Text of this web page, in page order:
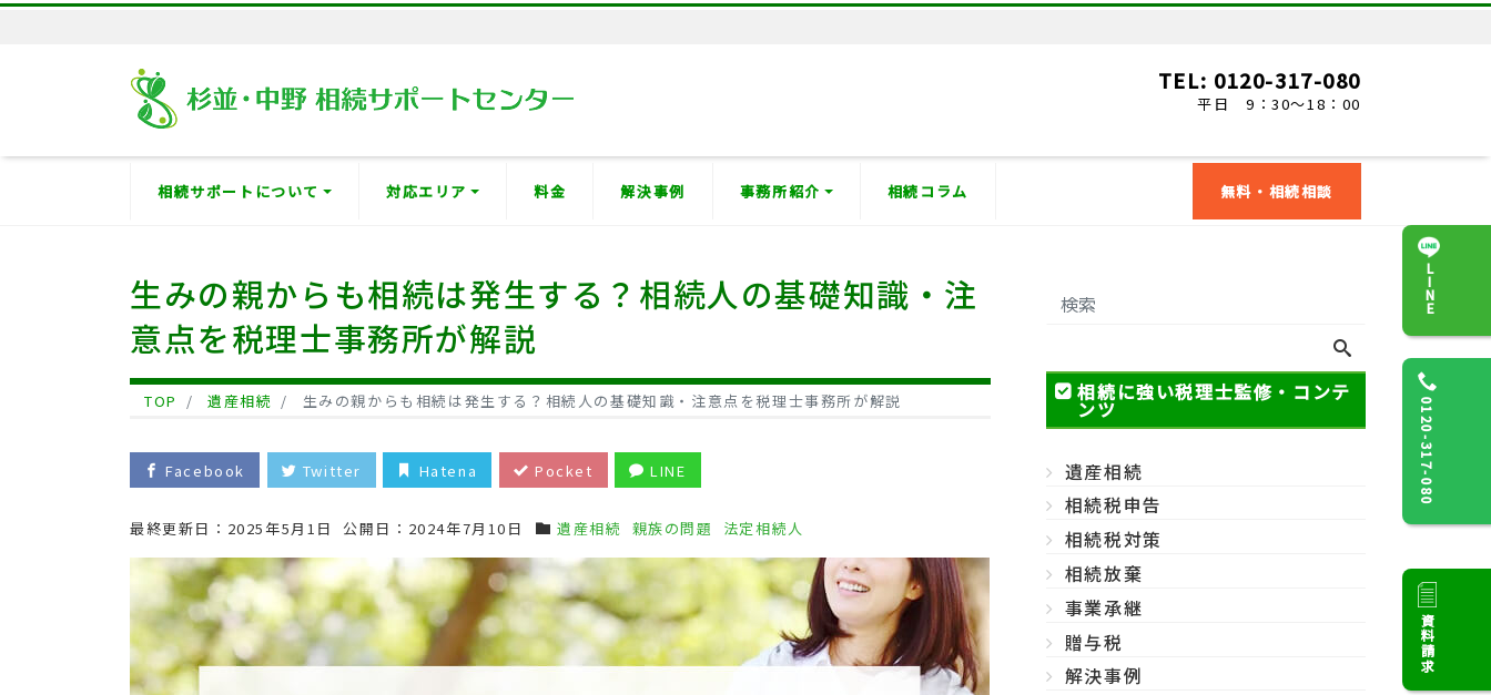
TEL: 0120-317-080
平日 9：30～18：00
相続サポートについて 対応エリア 料金 解決事例 事務所紹介 相続コラム 無料・相続相談
生みの親からも相続は発生する？相続人の基礎知識・注
意点を税理士事務所が解説
TOP 遺産相続 生みの親からも相続は発生する？相続人の基礎知識・注意点を税理士事務所が解説
Facebook Twitter Hatena Pocket LINE
最終更新日： 2025年5月1日 公開日： 2024年7月10日 遺産相続 親族の問題 法定相続人
相続に強い税理士監修・コンテ
ンツ
遺産相続
相続税申告
相続税対策
相続放棄
事業承継
贈与税
解決事例
LINE
0120-317-080
資料請求